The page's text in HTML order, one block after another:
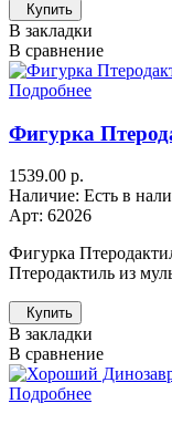
Купить
В закладки
В сравнение
Подробнее
Фигурка
1539.00 р.
Наличие: Есть в
Арт: 62026
Фигурка
Птеродактиль из
Купить
В закладки
В сравнение
Подробнее